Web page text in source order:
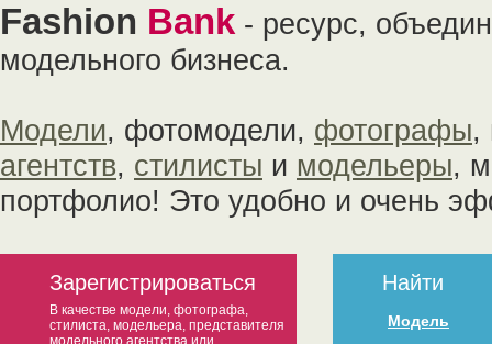
Fashion Bank - ресурс,
модельного бизнеса.
Модели, фотомодели, фотографы,
агентств, стилисты и модельеры,
портфолио! Это удобно и очень
Зарегистрироваться
В качестве модели, фотографа,
стилиста, модельера, представителя
модельного агентства или
Найти
Модель